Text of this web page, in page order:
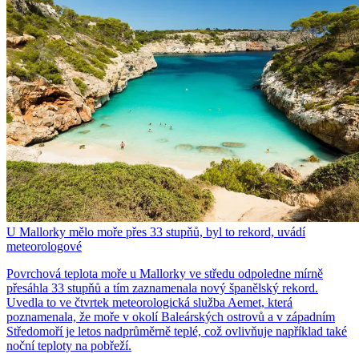
U Mallorky mělo moře přes 33 stupňů, byl to rekord, uvádí
meteorologové
Povrchová teplota moře u Mallorky ve středu odpoledne mírně
přesáhla 33 stupňů a tím zaznamenala nový španělský rekord.
Uvedla to ve čtvrtek meteorologická služba Aemet, která
poznamenala, že moře v okolí Baleárských ostrovů a v západním
Středomoří je letos nadprůměrně teplé, což ovlivňuje například také
noční teploty na pobřeží.